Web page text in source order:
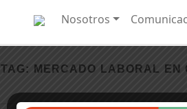
Nosotros
TAG: MERCADO LABORAL EN